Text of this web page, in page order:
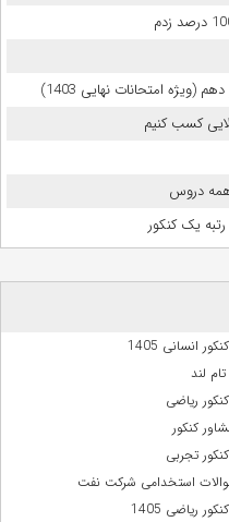
امتحانات نهایی 1403)
کسب کنیم
دروس
یک کنکور
انسانی 1405
لند
ریاضی
کنکور
تجربی
استخدامی شرکت نفت
ریاضی 1405